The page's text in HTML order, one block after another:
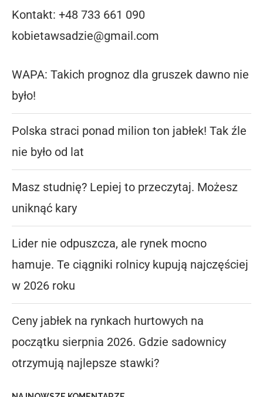
Kontakt: +48 733 661 090
kobietawsadzie@gmail.com
WAPA: Takich prognoz dla gruszek dawno nie
było!
Polska straci ponad milion ton jabłek! Tak źle
nie było od lat
Masz studnię? Lepiej to przeczytaj. Możesz
uniknąć kary
Lider nie odpuszcza, ale rynek mocno
hamuje. Te ciągniki rolnicy kupują najczęściej
w 2026 roku
Ceny jabłek na rynkach hurtowych na
początku sierpnia 2026. Gdzie sadownicy
otrzymują najlepsze stawki?